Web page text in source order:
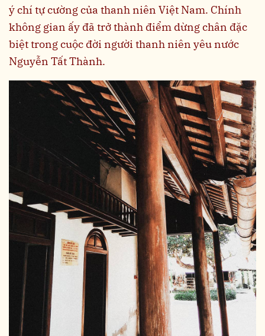
ý chí tự cường của thanh niên Việt Nam. Chính
không gian ấy đã trở thành điểm dừng chân đặc
biệt trong cuộc đời người thanh niên yêu nước
Nguyễn Tất Thành.